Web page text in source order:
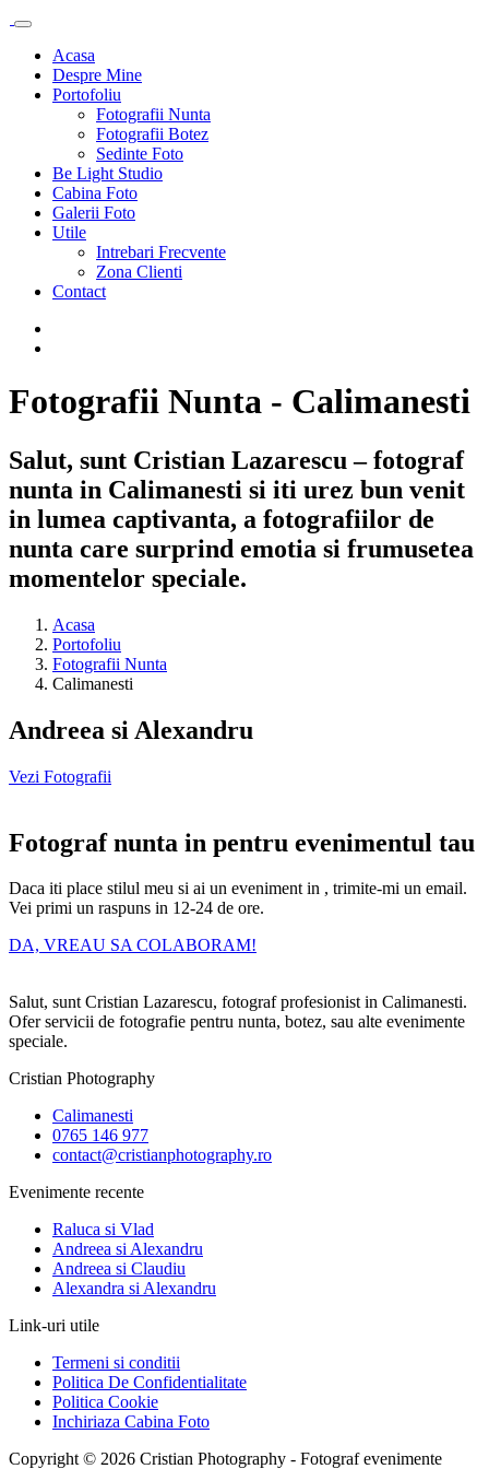
Acasa
Despre Mine
Portofoliu
Fotografii Nunta
Fotografii Botez
Sedinte Foto
Be Light Studio
Cabina Foto
Galerii Foto
Utile
Intrebari Frecvente
Zona Clienti
Contact
Fotografii Nunta - Calimanesti
Salut, sunt Cristian Lazarescu – fotograf
nunta in Calimanesti si iti urez bun venit
in lumea captivanta, a fotografiilor de
nunta care surprind emotia si frumusetea
momentelor speciale.
Acasa
Portofoliu
Fotografii Nunta
Calimanesti
Andreea si Alexandru
Vezi Fotografii
Fotograf nunta in pentru evenimentul tau
Daca iti place stilul meu si ai un eveniment in , trimite-mi un email.
Vei primi un raspuns in 12-24 de ore.
DA, VREAU SA COLABORAM!
Salut, sunt Cristian Lazarescu, fotograf profesionist in Calimanesti.
Ofer servicii de fotografie pentru nunta, botez, sau alte evenimente
speciale.
Cristian Photography
Calimanesti
0765 146 977
contact@cristianphotography.ro
Evenimente recente
Raluca si Vlad
Andreea si Alexandru
Andreea si Claudiu
Alexandra si Alexandru
Link-uri utile
Termeni si conditii
Politica De Confidentialitate
Politica Cookie
Inchiriaza Cabina Foto
Copyright © 2026 Cristian Photography - Fotograf evenimente